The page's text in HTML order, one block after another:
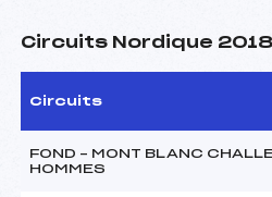
Circuits Nordique 2018
Circuits
FOND – MONT BLANC
HOMMES